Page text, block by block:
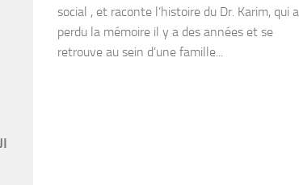
social , et raconte l’histoire du Dr. Karim, qui a
perdu la mémoire il y a des années et se
retrouve au sein d’une famille...